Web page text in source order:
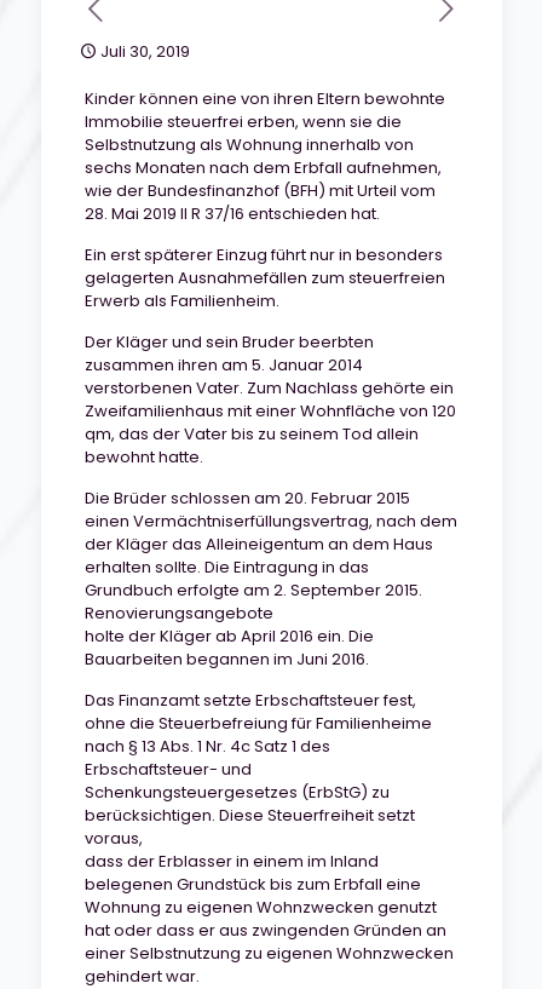
Juli 30, 2019
Kinder können eine von ihren Eltern bewohnte
Immobilie steuerfrei erben, wenn sie die
Selbstnutzung als Wohnung innerhalb von
sechs Monaten nach dem Erbfall aufnehmen,
wie der Bundesfinanzhof (BFH) mit Urteil vom
28. Mai 2019 II R 37/16 entschieden hat.
Ein erst späterer Einzug führt nur in besonders
gelagerten Ausnahmefällen zum steuerfreien
Erwerb als Familienheim.
Der Kläger und sein Bruder beerbten
zusammen ihren am 5. Januar 2014
verstorbenen Vater. Zum Nachlass gehörte ein
Zweifamilienhaus mit einer Wohnfläche von 120
qm, das der Vater bis zu seinem Tod allein
bewohnt hatte.
Die Brüder schlossen am 20. Februar 2015
einen Vermächtniserfüllungsvertrag, nach dem
der Kläger das Alleineigentum an dem Haus
erhalten sollte. Die Eintragung in das
Grundbuch erfolgte am 2. September 2015.
Renovierungsangebote
holte der Kläger ab April 2016 ein. Die
Bauarbeiten begannen im Juni 2016.
Das Finanzamt setzte Erbschaftsteuer fest,
ohne die Steuerbefreiung für Familienheime
nach § 13 Abs. 1 Nr. 4c Satz 1 des
Erbschaftsteuer- und
Schenkungsteuergesetzes (ErbStG) zu
berücksichtigen. Diese Steuerfreiheit setzt
voraus,
dass der Erblasser in einem im Inland
belegenen Grundstück bis zum Erbfall eine
Wohnung zu eigenen Wohnzwecken genutzt
hat oder dass er aus zwingenden Gründen an
einer Selbstnutzung zu eigenen Wohnzwecken
gehindert war.